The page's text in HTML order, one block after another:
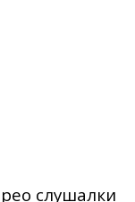
слушалки